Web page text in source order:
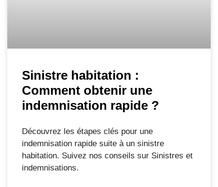
Sinistre habitation :
Comment obtenir une
indemnisation rapide ?
Découvrez les étapes clés pour une
indemnisation rapide suite à un sinistre
habitation. Suivez nos conseils sur Sinistres et
indemnisations.